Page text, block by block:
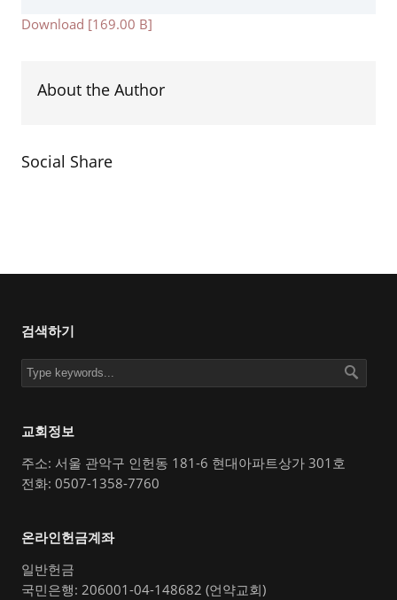
Download [169.00 B]
About the Author
Social Share
검색하기
교회정보
주소: 서울 관악구 인헌동 181-6 현대아파트상가 301호
전화: 0507-1358-7760
온라인헌금계좌
일반헌금
국민은행: 206001-04-148682 (언약교회)